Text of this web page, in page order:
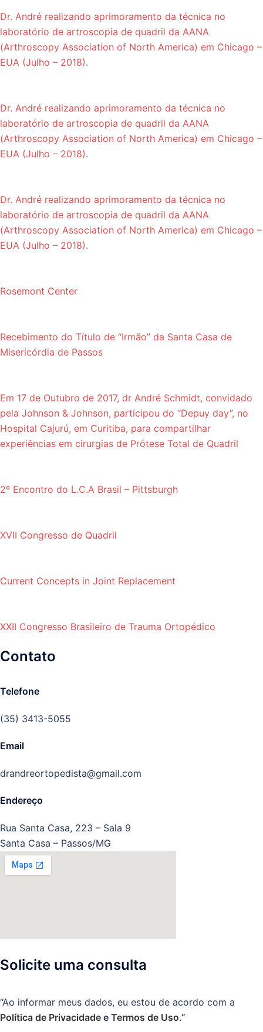
Dr. André realizando aprimoramento da técnica no
laboratório de artroscopia de quadril da AANA
(Arthroscopy Association of North America) em Chicago –
EUA (Julho – 2018).
Dr. André realizando aprimoramento da técnica no
laboratório de artroscopia de quadril da AANA
(Arthroscopy Association of North America) em Chicago –
EUA (Julho – 2018).
Dr. André realizando aprimoramento da técnica no
laboratório de artroscopia de quadril da AANA
(Arthroscopy Association of North America) em Chicago –
EUA (Julho – 2018).
Rosemont Center
Recebimento do Título de “Irmão” da Santa Casa de
Misericórdia de Passos
Em 17 de Outubro de 2017, dr André Schmidt, convidado
pela Johnson & Johnson, participou do “Depuy day”, no
Hospital Cajurú, em Curitiba, para compartilhar
experiências em cirurgias de Prótese Total de Quadril
2º Encontro do L.C.A Brasil – Pittsburgh
XVII Congresso de Quadril
Current Concepts in Joint Replacement
XXII Congresso Brasileiro de Trauma Ortopédico
Contato
Telefone
(35) 3413-5055
Email
drandreortopedista@gmail.com
Endereço
Rua Santa Casa, 223 – Sala 9
Santa Casa – Passos/MG
Solicite uma consulta
“Ao informar meus dados, eu estou de acordo com a
Política de Privacidade e Termos de Uso.”